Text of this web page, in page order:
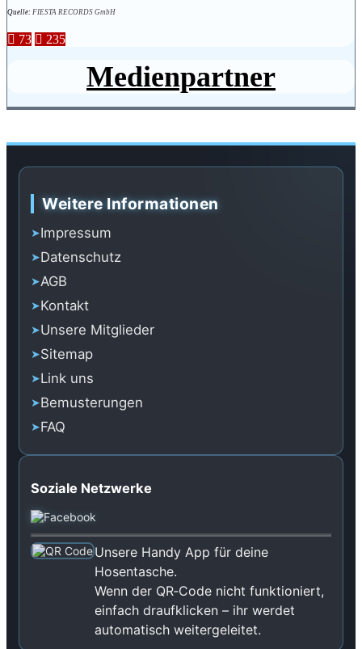
Quelle: FIESTA RECORDS GmbH
73 235
Medienpartner
Weitere Informationen
Impressum
Datenschutz
AGB
Kontakt
Unsere Mitglieder
Sitemap
Link uns
Bemusterungen
FAQ
Soziale Netzwerke
Unsere Handy App für deine
Hosentasche.
Wenn der QR‑Code nicht funktioniert,
einfach draufklicken – ihr werdet
automatisch weitergeleitet.